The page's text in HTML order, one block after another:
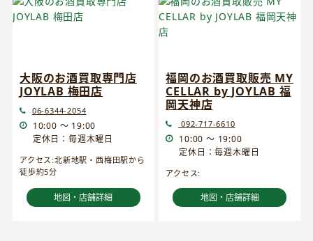
大阪のお酒買取専門店
JOYLAB 梅田店
06-6344-2054
10:00 ～ 19:00
定休日：毎週木曜日
アクセス:北新地駅・西梅田駅から
徒歩約5分
地図・店舗詳細
福岡のお酒買取販売 MY
CELLAR by JOYLAB 福
岡天神店
092-717-6610
10:00 ～ 19:00
定休日：毎週木曜日
アクセス:
地図・店舗詳細